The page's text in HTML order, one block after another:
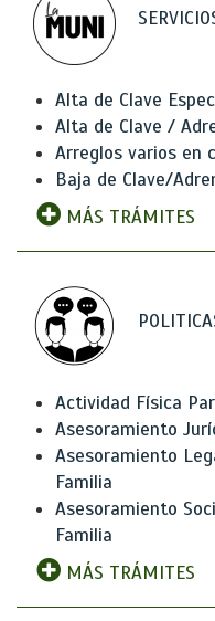
Alta de Clave
Alta de Clave /
Arreglos varios en
Baja de Clave/
MÁS TRÁMITES
Actividad Física
Asesoramiento
Asesoramiento
Familia
Asesoramiento
Familia
MÁS TRÁMITES